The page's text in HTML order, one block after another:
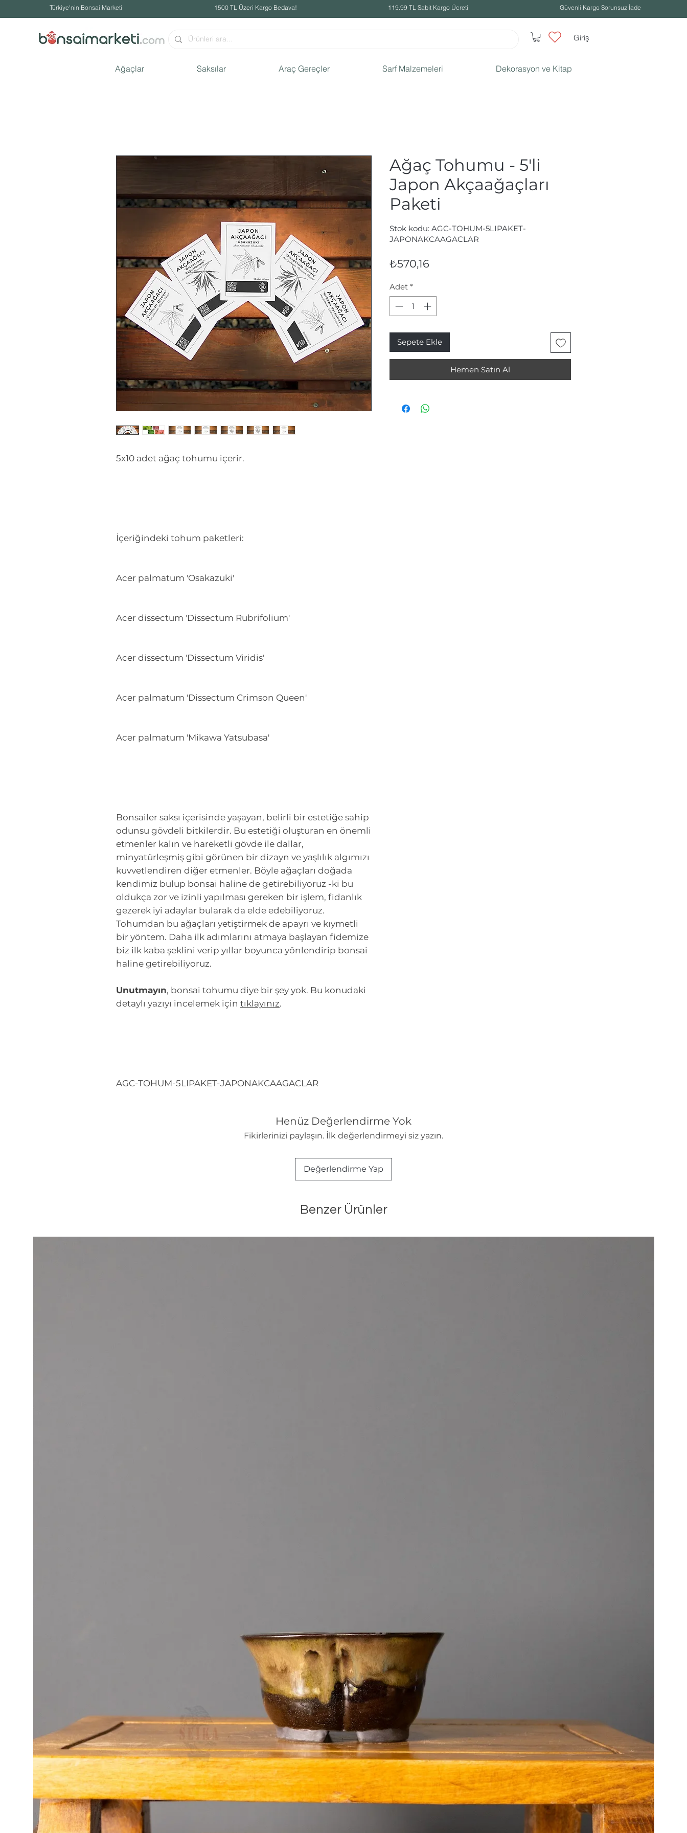
Türkiye'nin Bonsai Marketi 1500 TL Üzeri Kargo Bedava! 119.99 TL Sabit Kargo Ücreti Güvenli Kargo Sorunsuz İade
Giriş
Ağaçlar Saksılar Araç Gereçler Sarf Malzemeleri Dekorasyon ve Kitap
5x10 adet ağaç tohumu içerir.
İçeriğindeki tohum paketleri:
Acer palmatum 'Osakazuki'
Acer dissectum 'Dissectum Rubrifolium'
Acer dissectum 'Dissectum Viridis'
Acer palmatum 'Dissectum Crimson Queen'
Acer palmatum 'Mikawa Yatsubasa'
Bonsailer saksı içerisinde yaşayan, belirli bir estetiğe sahip
odunsu gövdeli bitkilerdir. Bu estetiği oluşturan en önemli
etmenler kalın ve hareketli gövde ile dallar,
minyatürleşmiş gibi görünen bir dizayn ve yaşlılık algımızı
kuvvetlendiren diğer etmenler. Böyle ağaçları doğada
kendimiz bulup bonsai haline de getirebiliyoruz -ki bu
oldukça zor ve izinli yapılması gereken bir işlem, fidanlık
gezerek iyi adaylar bularak da elde edebiliyoruz.
Tohumdan bu ağaçları yetiştirmek de apayrı ve kıymetli
bir yöntem. Daha ilk adımlarını atmaya başlayan fidemize
biz ilk kaba şeklini verip yıllar boyunca yönlendirip bonsai
haline getirebiliyoruz.
Unutmayın, bonsai tohumu diye bir şey yok. Bu konudaki
detaylı yazıyı incelemek için tıklayınız.
AGC-TOHUM-5LIPAKET-JAPONAKCAAGACLAR
Ağaç Tohumu - 5'li
Japon Akçaağaçları
Paketi
Stok kodu: AGC-TOHUM-5LIPAKET-
JAPONAKCAAGACLAR
₺570,16
Adet *
Sepete Ekle
Hemen Satın Al
Henüz Değerlendirme Yok
Fikirlerinizi paylaşın. İlk değerlendirmeyi siz yazın.
Değerlendirme Yap
Benzer Ürünler